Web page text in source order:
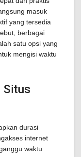
masuk
yang tersedia
berbagai
satu opsi yang
mengisi waktu
Situs
durasi
internet
waktu